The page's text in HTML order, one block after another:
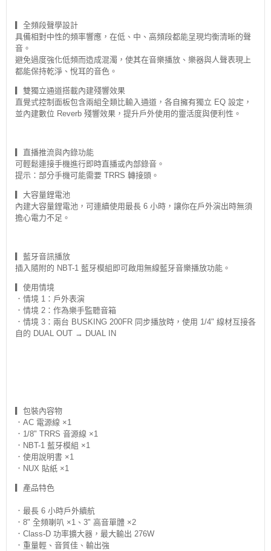
▎全頻段聲學設計
具備相對中性的頻率響應，在低、中、高頻段都能呈現均衡清晰的聲
音。
避免過度強化低頻而造成混濁，使其在音樂播放、樂器與人聲表現上
都能保持乾淨、悅耳的音色。
▎雙獨立通道搭載內建殘響效果
直覺式控制面板包含兩組全類比輸入通道，各自擁有獨立 EQ 設定，
並內建數位 Reverb 殘響效果，提升戶外使用的靈活度與便利性。
▎直播推流與內錄功能
可輕鬆連接手機進行即時直播或內部錄音。
提示：部分手機可能需要 TRRS 轉接頭。
▎大容量鋰電池
內建大容量鋰電池，可連續使用最長 6 小時，讓你在戶外演出時無須
擔心電力不足。
▎藍牙音訊播放
插入隨附的 NBT-1 藍牙模組即可啟用無線藍牙音樂播放功能。
▎使用情境
．情境 1：戶外表演
．情境 2：作為樂手監聽音箱
．情境 3：兩台 BUSKING 200FR 同步播放時，使用 1/4" 線材互接各
自的 DUAL OUT → DUAL IN
▎包裝內容物
．AC 電源線 ×1
．1/8" TRRS 音源線 ×1
．NBT-1 藍牙模組 ×1
．使用說明書 ×1
．NUX 貼紙 ×1
▎產品特色
．最長 6 小時戶外續航
．8" 全頻喇叭 ×1、3" 高音單體 ×2
．Class-D 功率擴大器，最大輸出 276W
．重量輕、音質佳、輸出強